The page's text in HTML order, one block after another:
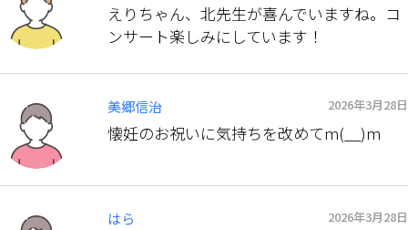
えりちゃん、北先生が喜んでいますね。コ
ンサート楽しみにしています！
美郷信治 2026年3月28日
懐妊のお祝いに気持ちを改めてm(__)m
はら 2026年3月28日